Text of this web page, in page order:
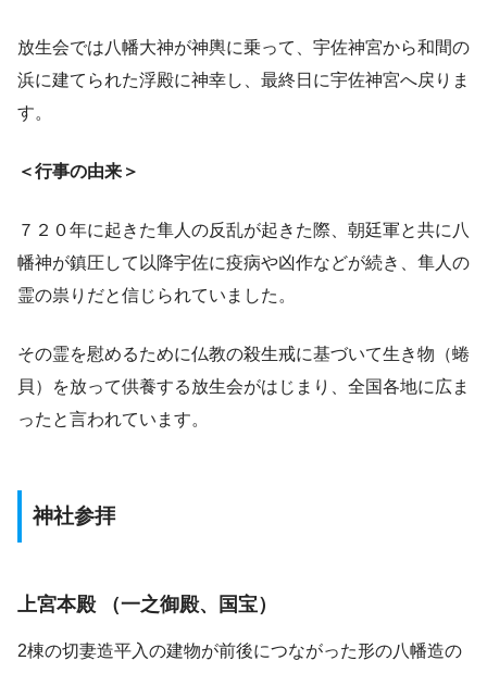
放生会では八幡大神が神輿に乗って、宇佐神宮から和間の
浜に建てられた浮殿に神幸し、最終日に宇佐神宮へ戻りま
す。
＜行事の由来＞
７２０年に起きた隼人の反乱が起きた際、朝廷軍と共に八
幡神が鎮圧して以降宇佐に疫病や凶作などが続き、隼人の
霊の祟りだと信じられていました。
その霊を慰めるために仏教の殺生戒に基づいて生き物（蜷
貝）を放って供養する放生会がはじまり、全国各地に広ま
ったと言われています。
神社参拝
上宮本殿 （一之御殿、国宝）
2棟の切妻造平入の建物が前後につながった形の八幡造の